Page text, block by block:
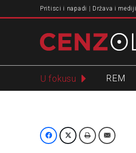
Pritisci i napadi Država i mediji
U fokusu REM